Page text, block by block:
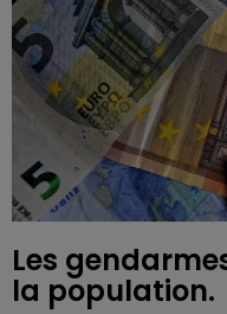
Les
la population.